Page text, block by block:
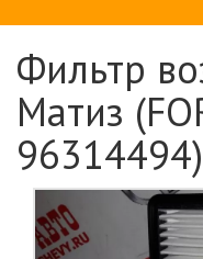
Фильтр
Матиз
96314494)